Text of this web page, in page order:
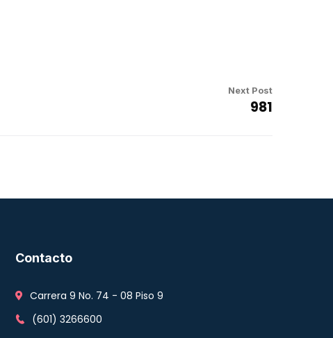
Next Post
981
Contacto
Carrera 9 No. 74 - 08 Piso 9
(601) 3266600